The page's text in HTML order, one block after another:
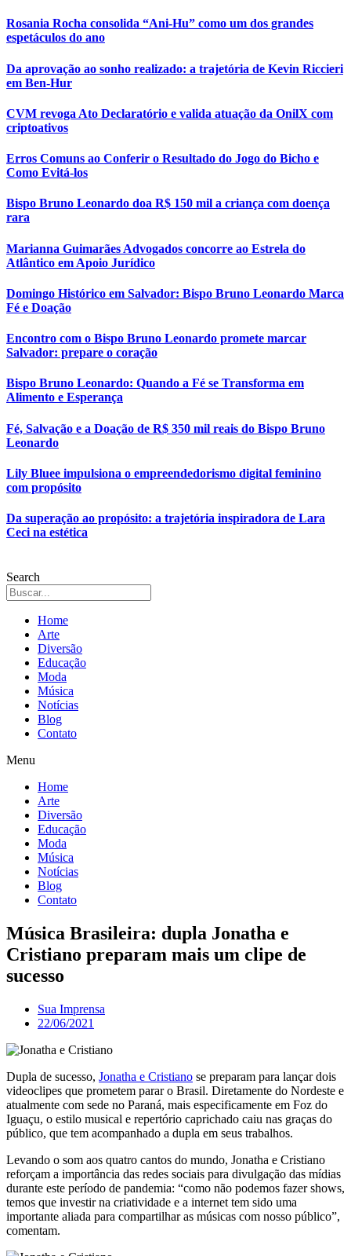
Rosania Rocha consolida “Ani-Hu” como um dos grandes
espetáculos do ano
Da aprovação ao sonho realizado: a trajetória de Kevin Riccieri
em Ben-Hur
CVM revoga Ato Declaratório e valida atuação da OnilX com
criptoativos
Erros Comuns ao Conferir o Resultado do Jogo do Bicho e
Como Evitá-los
Bispo Bruno Leonardo doa R$ 150 mil a criança com doença
rara
Marianna Guimarães Advogados concorre ao Estrela do
Atlântico em Apoio Jurídico
Domingo Histórico em Salvador: Bispo Bruno Leonardo Marca
Fé e Doação
Encontro com o Bispo Bruno Leonardo promete marcar
Salvador: prepare o coração
Bispo Bruno Leonardo: Quando a Fé se Transforma em
Alimento e Esperança
Fé, Salvação e a Doação de R$ 350 mil reais do Bispo Bruno
Leonardo
Lily Bluee impulsiona o empreendedorismo digital feminino
com propósito
Da superação ao propósito: a trajetória inspiradora de Lara
Ceci na estética
Search
Home
Arte
Diversão
Educação
Moda
Música
Notícias
Blog
Contato
Menu
Home
Arte
Diversão
Educação
Moda
Música
Notícias
Blog
Contato
Música Brasileira: dupla Jonatha e
Cristiano preparam mais um clipe de
sucesso
Sua Imprensa
22/06/2021
Dupla de sucesso, Jonatha e Cristiano se preparam para lançar dois
videoclipes que prometem parar o Brasil. Diretamente do Nordeste e
atualmente com sede no Paraná, mais especificamente em Foz do
Iguaçu, o estilo musical e repertório caprichado caiu nas graças do
público, que tem acompanhado a dupla em seus trabalhos.
Levando o som aos quatro cantos do mundo, Jonatha e Cristiano
reforçam a importância das redes sociais para divulgação das mídias
durante este período de pandemia: “como não podemos fazer shows,
temos que investir na criatividade e a internet tem sido uma
importante aliada para compartilhar as músicas com nosso público”,
comentam.